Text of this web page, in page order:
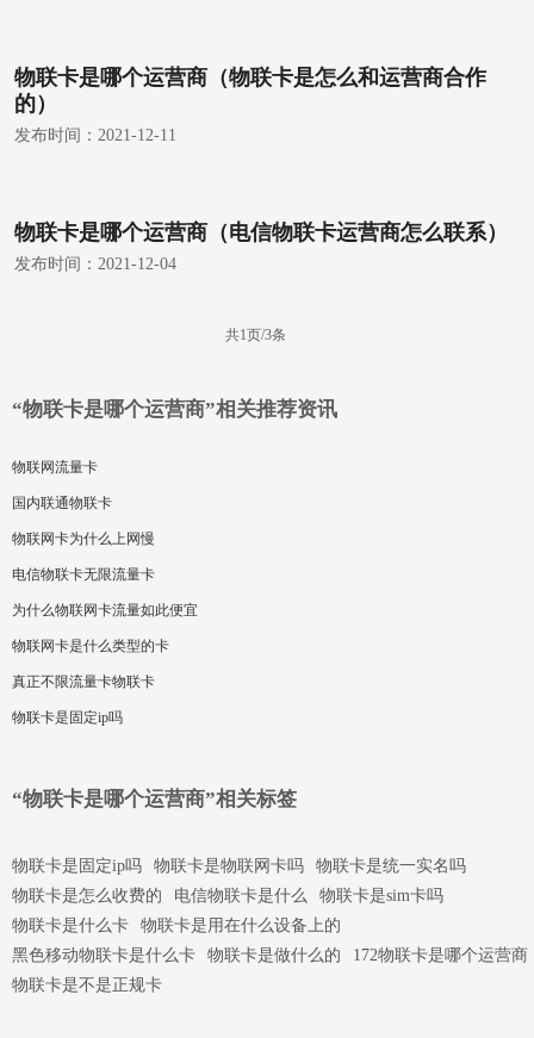
物联卡是哪个运营商（物联卡是怎么和运营商合作
的）
发布时间： 2021-12-11
物联卡是哪个运营商（电信物联卡运营商怎么联系）
发布时间： 2021-12-04
共1页/3条
“物联卡是哪个运营商”相关推荐资讯
物联网流量卡
国内联通物联卡
物联网卡为什么上网慢
电信物联卡无限流量卡
为什么物联网卡流量如此便宜
物联网卡是什么类型的卡
真正不限流量卡物联卡
物联卡是固定ip吗
“物联卡是哪个运营商”相关标签
物联卡是固定ip吗 物联卡是物联网卡吗
物联卡是统一实名吗
物联卡是怎么收费的
电信物联卡是什么
物联卡是sim卡吗
物联卡是什么卡
物联卡是用在什么设备上的
黑色移动物联卡是什么卡
物联卡是做什么的
172物联卡是哪个运营商
物联卡是不是正规卡